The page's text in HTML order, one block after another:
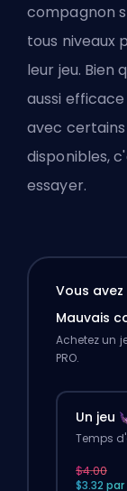
compagnon
tous niveaux
leur jeu. Bien
aussi
avec
disponibles,
essayer.
Vous
Mauvais
Achetez un
PRO.
Un jeu
Temps
$4.00
$3.32